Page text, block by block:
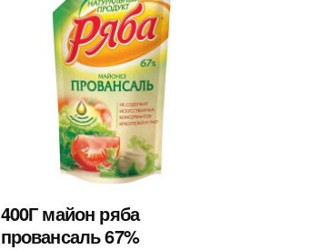
400Г майон ряба
провансаль 67%